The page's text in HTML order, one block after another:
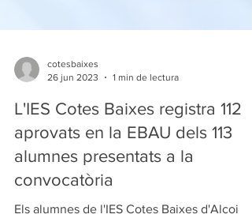
cotesbaixes
26 jun 2023
1 min de lectura
L'IES Cotes Baixes registra 112
aprovats en la EBAU dels 113
alumnes presentats a la